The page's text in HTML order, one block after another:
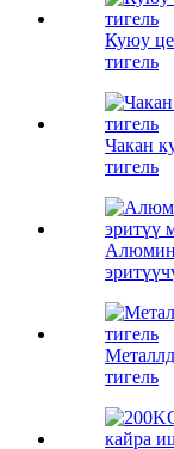
Куюу
тигель
Чакан
тигель
тигель